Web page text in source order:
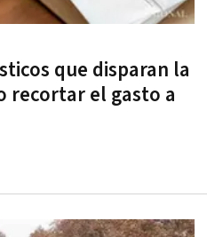
que disparan la
recortar el gasto a